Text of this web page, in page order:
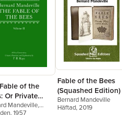
of the
Or Private
Publick
Mandeville,
, 1957
Fable of the Bees
(Squashed Edition)
Bernard Mandeville
Häftad, 2019